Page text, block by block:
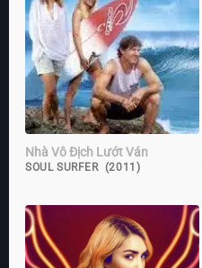
Nhà Vô Địch Lướt Ván
SOUL SURFER (2011)